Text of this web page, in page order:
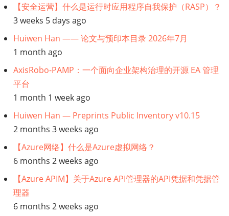
服
务
【安全运营】什么是运行时应用程序自我保护（RASP）？
3 weeks 5 days ago
Huiwen Han —— 论文与预印本目录 2026年7月
1 month ago
AxisRobo-PAMP：一个面向企业架构治理的开源 EA 管理
平台
1 month 1 week ago
Huiwen Han — Preprints Public Inventory v10.15
2 months 3 weeks ago
【Azure网络】什么是Azure虚拟网络？
6 months 2 weeks ago
【Azure APIM】关于Azure API管理器的API凭据和凭据管
理器
6 months 2 weeks ago